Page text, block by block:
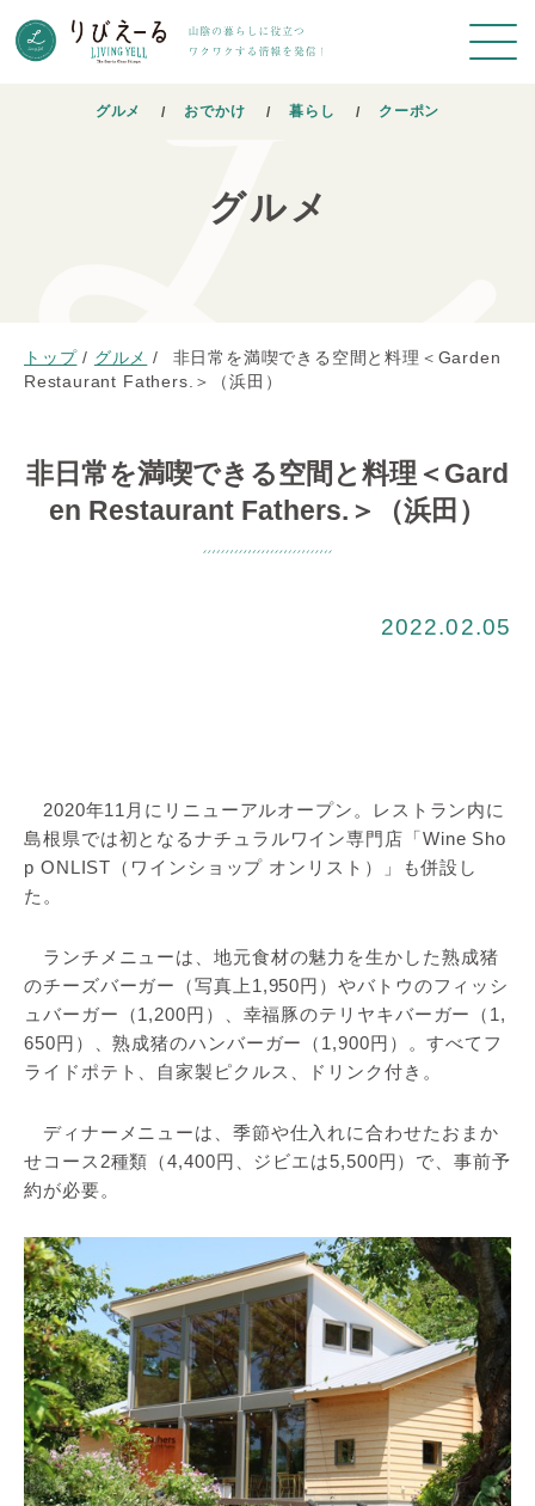
グルメ おでかけ 暮らし クーポン
グルメ
トップ / グルメ /
非日常を満喫できる空間と料理＜Garden
Restaurant Fathers.＞（浜田）
非日常を満喫できる空間と料理＜Gard
en Restaurant Fathers.＞（浜田）
2022.02.05
2020年11月にリニューアルオープン。レストラン内に
島根県では初となるナチュラルワイン専門店「Wine Sho
p ONLIST（ワインショップ オンリスト）」も併設し
た。
ランチメニューは、地元食材の魅力を生かした熟成猪
のチーズバーガー（写真上1,950円）やバトウのフィッシ
ュバーガー（1,200円）、幸福豚のテリヤキバーガー（1,
650円）、熟成猪のハンバーガー（1,900円）。すべてフ
ライドポテト、自家製ピクルス、ドリンク付き。
ディナーメニューは、季節や仕入れに合わせたおまか
せコース2種類（4,400円、ジビエは5,500円）で、事前予
約が必要。